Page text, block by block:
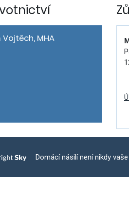
MHA
Domácí násilí není nikdy